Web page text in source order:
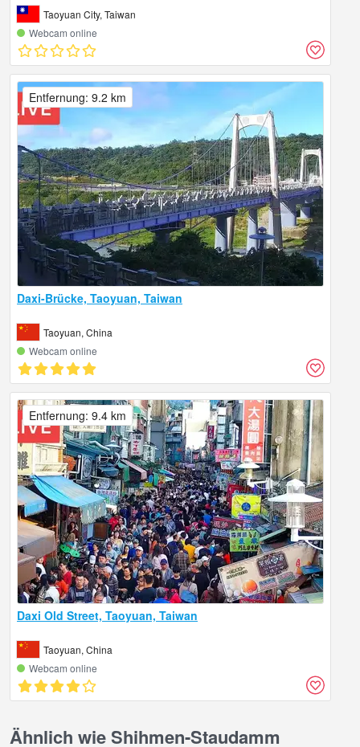
Taoyuan City, Taiwan
Webcam online
Daxi-Brücke, Taoyuan, Taiwan
Taoyuan, China
Webcam online
Entfernung: 9.2 km
Daxi Old Street, Taoyuan, Taiwan
Taoyuan, China
Webcam online
Entfernung: 9.4 km
Ähnlich wie Shihmen-Staudamm